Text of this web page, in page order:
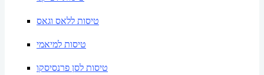
טיסות ללאס וגאס
טיסות למיאמי
טיסות לסן פרנסיסקו